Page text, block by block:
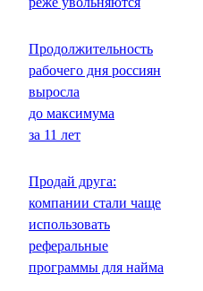
Продолжительность
рабочего дня россиян
выросла
до максимума
за 11 лет
Продай друга:
компании стали чаще
использовать
реферальные
программы для найма